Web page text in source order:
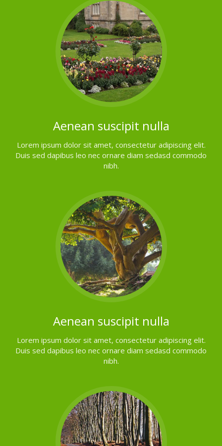
Aenean suscipit nulla
Lorem ipsum dolor sit amet, consectetur adipiscing elit.
Duis sed dapibus leo nec ornare diam sedasd commodo
nibh.
Aenean suscipit nulla
Lorem ipsum dolor sit amet, consectetur adipiscing elit.
Duis sed dapibus leo nec ornare diam sedasd commodo
nibh.